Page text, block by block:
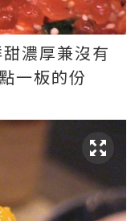
濃厚兼沒有
一板的份